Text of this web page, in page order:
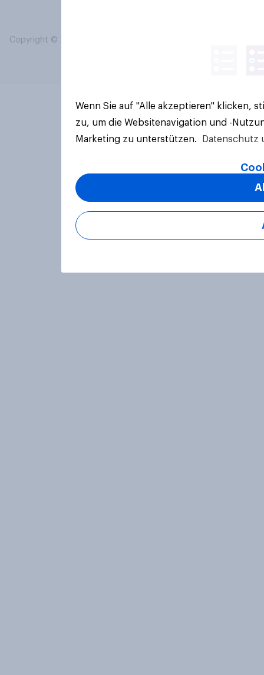
Copyright © 2026 YouGov PLC. Alle Rechte vorbehalten.
Wenn Sie auf "Alle akzeptieren" klicken,
zu, um die Websitenavigation und -
Marketing zu unterstützen.
Datenschutz